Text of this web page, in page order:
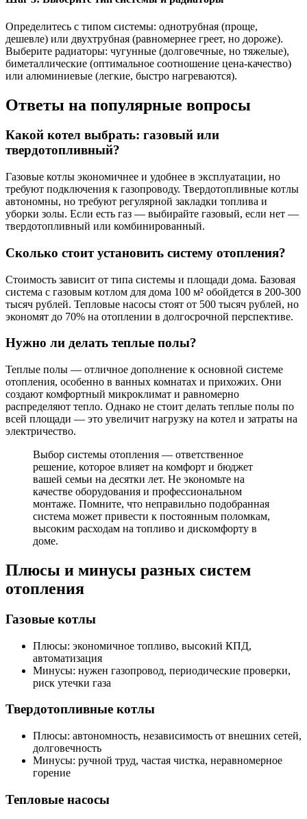
Определитесь с типом системы: однотрубная (проще,
дешевле) или двухтрубная (равномернее греет, но дороже).
Выберите радиаторы: чугунные (долговечные, но тяжелые),
биметаллические (оптимальное соотношение цена-качество)
или алюминиевые (легкие, быстро нагреваются).
Ответы на популярные вопросы
Какой котел выбрать: газовый или
твердотопливный?
Газовые котлы экономичнее и удобнее в эксплуатации, но
требуют подключения к газопроводу. Твердотопливные котлы
автономны, но требуют регулярной закладки топлива и
уборки золы. Если есть газ — выбирайте газовый, если нет —
твердотопливный или комбинированный.
Сколько стоит установить систему отопления?
Стоимость зависит от типа системы и площади дома. Базовая
система с газовым котлом для дома 100 м² обойдется в 200-300
тысяч рублей. Тепловые насосы стоят от 500 тысяч рублей, но
экономят до 70% на отоплении в долгосрочной перспективе.
Нужно ли делать теплые полы?
Теплые полы — отличное дополнение к основной системе
отопления, особенно в ванных комнатах и прихожих. Они
создают комфортный микроклимат и равномерно
распределяют тепло. Однако не стоит делать теплые полы по
всей площади — это увеличит нагрузку на котел и затраты на
электричество.
Выбор системы отопления — ответственное
решение, которое влияет на комфорт и бюджет
вашей семьи на десятки лет. Не экономьте на
качестве оборудования и профессиональном
монтаже. Помните, что неправильно подобранная
система может привести к постоянным поломкам,
высоким расходам на топливо и дискомфорту в
доме.
Плюсы и минусы разных систем
отопления
Газовые котлы
Плюсы: экономичное топливо, высокий КПД,
автоматизация
Минусы: нужен газопровод, периодические проверки,
риск утечки газа
Твердотопливные котлы
Плюсы: автономность, независимость от внешних сетей,
долговечность
Минусы: ручной труд, частая чистка, неравномерное
горение
Тепловые насосы